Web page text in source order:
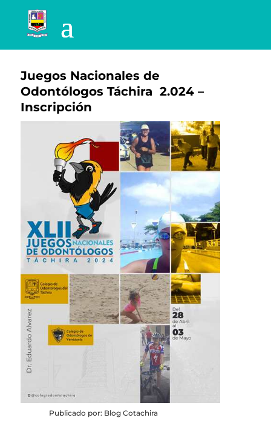
Juegos Nacionales de
Odontólogos Táchira 2.024 –
Inscripción
Publicado por: Blog Cotachira